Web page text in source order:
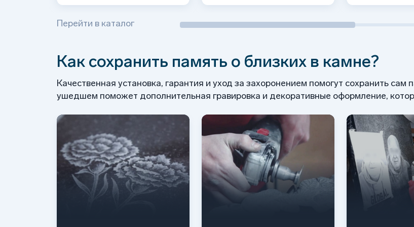
Перейти в каталог
Как сохранить память о близких в камне?
Качественная установка, гарантия и уход за захоронением помогут сохранить
ушедшем поможет дополнительная гравировка и декоративные оформление,